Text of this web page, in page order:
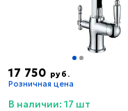
17 750 руб.
Розничная цена
В наличии: 17 шт